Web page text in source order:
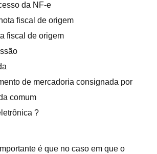
da NF-e
fiscal de origem
fiscal de origem
de mercadoria consignada por
comum
?
é que no caso em que o